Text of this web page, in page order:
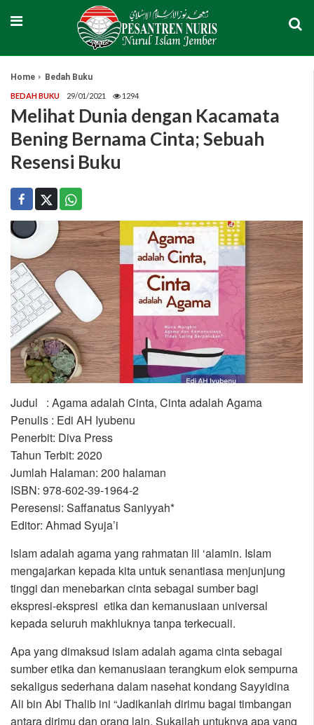
Home Bedah Buku
BEDAH BUKU 29/01/2021 1294
Melihat Dunia dengan Kacamata
Bening Bernama Cinta; Sebuah
Resensi Buku
Judul : Agama adalah Cinta, Cinta adalah Agama
Penulis : Edi AH Iyubenu
Penerbit: Diva Press
Tahun Terbit: 2020
Jumlah Halaman: 200 halaman
ISBN: 978-602-39-1964-2
Peresensi: Saffanatus Saniyyah*
Editor: Ahmad Syuja’i
lslam adalah agama yang rahmatan lil ‘alamin. Islam
mengajarkan kepada kita untuk senantiasa menjunjung
tinggi dan menebarkan cinta sebagai sumber bagi
ekspresi-ekspresi etika dan kemanusiaan universal
kepada seluruh makhluknya tanpa terkecuali.
Apa yang dimaksud islam adalah agama cinta sebagai
sumber etika dan kemanusiaan terangkum elok sempurna
sekaligus sederhana dalam nasehat kondang Sayyidina
Ali bin Abi Thalib ini “Jadikanlah dirimu bagai timbangan
antara dirimu dan orang lain. Sukailah untuknya apa yang